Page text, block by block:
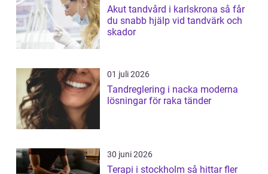
Akut tandvård i karlskrona så får
du snabb hjälp vid tandvärk och
skador
01 juli 2026
Tandreglering i nacka moderna
lösningar för raka tänder
30 juni 2026
Terapi i stockholm så hittar fler